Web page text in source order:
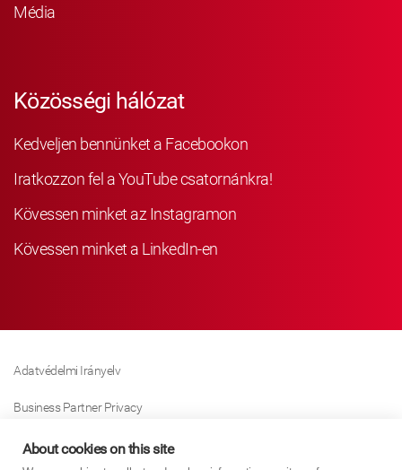
Média
Közösségi hálózat
Kedveljen bennünket a Facebookon
Iratkozzon fel a YouTube csatornánkra!
Kövessen minket az Instagramon
Kövessen minket a LinkedIn-en
Adatvédelmi Irányelv
Business Partner Privacy
Sütikre Vonatkozó Irányelv
About cookies on this site